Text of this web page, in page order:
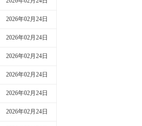
2026年02月24日
2026年02月24日
2026年02月24日
2026年02月24日
2026年02月24日
2026年02月24日